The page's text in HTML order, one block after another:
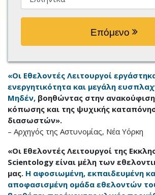
Επόμενο
«Οι Εθελοντές Λειτουργοί
ενεργητικότητα και μεγάλη
Μηδέν, βοηθώντας στην
κόπωσης και της ψυχικής
διασωστών».
– Αρχηγός της Αστυνομίας, Νέα Υόρκη
«Οι Εθελοντές Λειτουργοί της
Scientology είναι μέλη των
μας. Η αφοσιωμένη, εκπαιδευμένη
αποφασισμένη ομάδα εθελοντών